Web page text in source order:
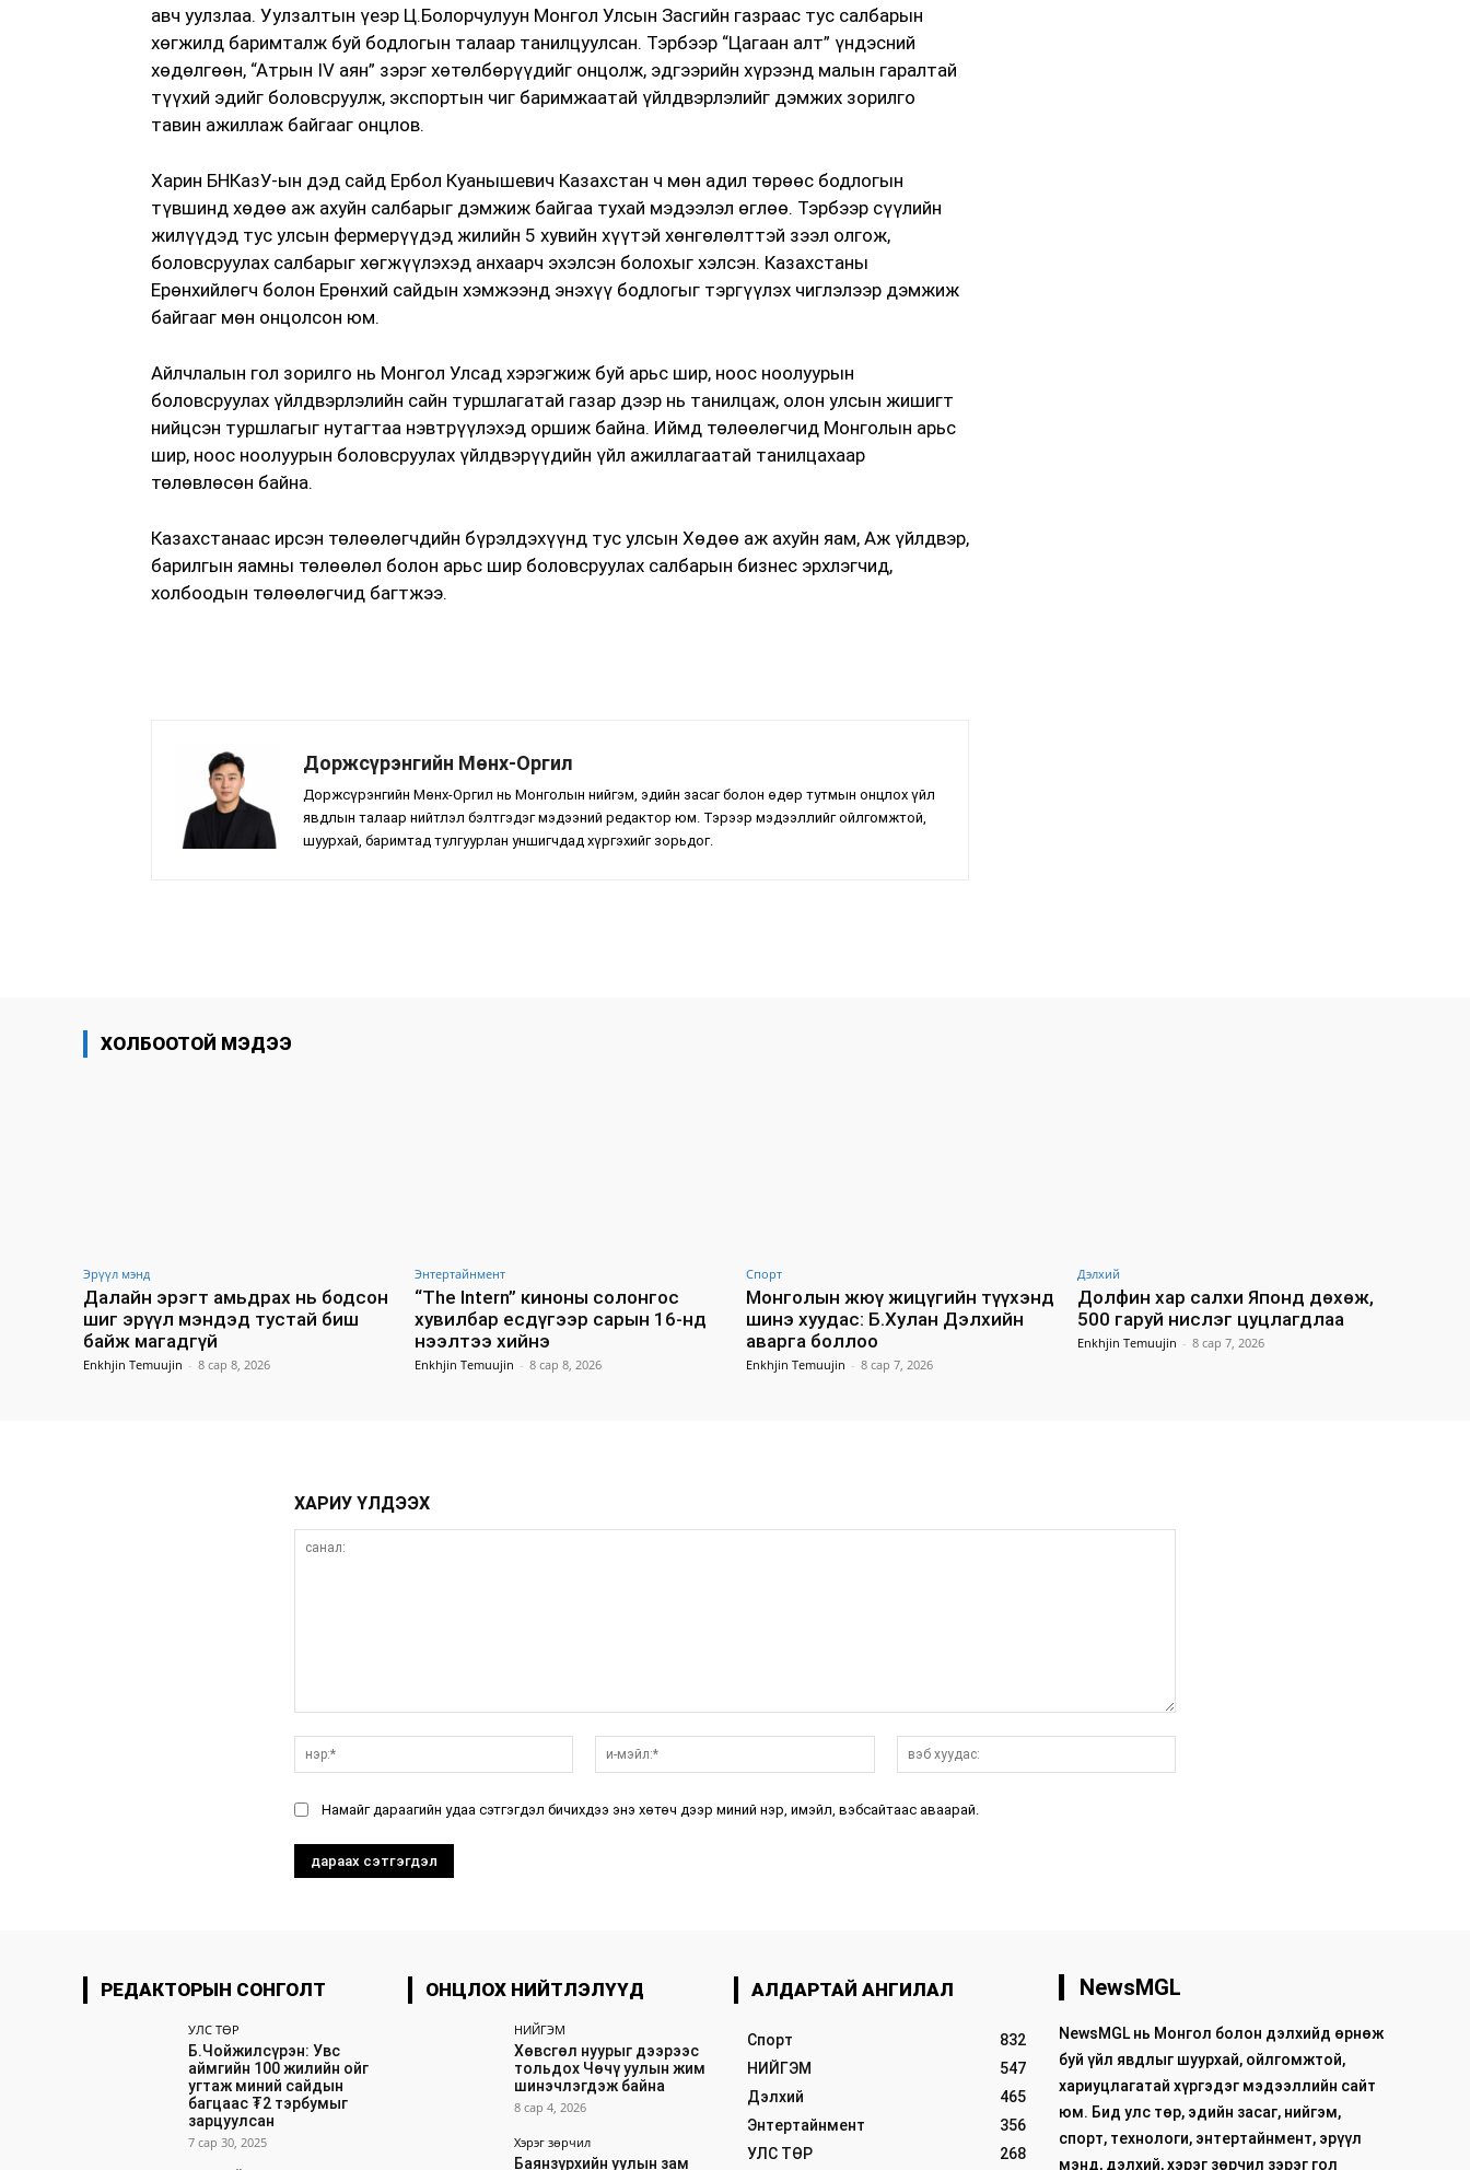
авч уулзлаа. Уулзалтын үеэр Ц.Болорчулуун Монгол Улсын Засгийн газраас тус салбарын
хөгжилд баримталж буй бодлогын талаар танилцуулсан. Тэрбээр “Цагаан алт” үндэсний
хөдөлгөөн, “Атрын IV аян” зэрэг хөтөлбөрүүдийг онцолж, эдгээрийн хүрээнд малын гаралтай
түүхий эдийг боловсруулж, экспортын чиг баримжаатай үйлдвэрлэлийг дэмжих зорилго
тавин ажиллаж байгааг онцлов.
Харин БНКазУ-ын дэд сайд Ербол Куанышевич Казахстан ч мөн адил төрөөс бодлогын
түвшинд хөдөө аж ахуйн салбарыг дэмжиж байгаа тухай мэдээлэл өглөө. Тэрбээр сүүлийн
жилүүдэд тус улсын фермерүүдэд жилийн 5 хувийн хүүтэй хөнгөлөлттэй зээл олгож,
боловсруулах салбарыг хөгжүүлэхэд анхаарч эхэлсэн болохыг хэлсэн. Казахстаны
Ерөнхийлөгч болон Ерөнхий сайдын хэмжээнд энэхүү бодлогыг тэргүүлэх чиглэлээр дэмжиж
байгааг мөн онцолсон юм.
Айлчлалын гол зорилго нь Монгол Улсад хэрэгжиж буй арьс шир, ноос ноолуурын
боловсруулах үйлдвэрлэлийн сайн туршлагатай газар дээр нь танилцаж, олон улсын жишигт
нийцсэн туршлагыг нутагтаа нэвтрүүлэхэд оршиж байна. Иймд төлөөлөгчид Монголын арьс
шир, ноос ноолуурын боловсруулах үйлдвэрүүдийн үйл ажиллагаатай танилцахаар
төлөвлөсөн байна.
Казахстанаас ирсэн төлөөлөгчдийн бүрэлдэхүүнд тус улсын Хөдөө аж ахуйн яам, Аж үйлдвэр,
барилгын яамны төлөөлөл болон арьс шир боловсруулах салбарын бизнес эрхлэгчид,
холбоодын төлөөлөгчид багтжээ.
Доржсүрэнгийн Мөнх-Оргил
Доржсүрэнгийн Мөнх-Оргил нь Монголын нийгэм, эдийн засаг болон өдөр тутмын онцлох үйл
явдлын талаар нийтлэл бэлтгэдэг мэдээний редактор юм. Тэрээр мэдээллийг ойлгомжтой,
шуурхай, баримтад тулгуурлан уншигчдад хүргэхийг зорьдог.
ХОЛБООТОЙ МЭДЭЭ
Эрүүл мэнд
Далайн эрэгт амьдрах нь бодсон
шиг эрүүл мэндэд тустай биш
байж магадгүй
Enkhjin Temuujin - 8 сар 8, 2026
Энтертайнмент
“The Intern” киноны солонгос
хувилбар есдүгээр сарын 16-нд
нээлтээ хийнэ
Enkhjin Temuujin - 8 сар 8, 2026
Спорт
Монголын жюү жицүгийн түүхэнд
шинэ хуудас: Б.Хулан Дэлхийн
аварга боллоо
Enkhjin Temuujin - 8 сар 7, 2026
Дэлхий
Долфин хар салхи Японд дөхөж,
500 гаруй нислэг цуцлагдлаа
Enkhjin Temuujin - 8 сар 7, 2026
ХАРИУ ҮЛДЭЭХ
мэйл:*
хуудас:
Намайг дараагийн удаа сэтгэгдэл бичихдээ энэ хөтөч дээр миний нэр, имэйл, вэбсайтаас аваарай.
РЕДАКТОРЫН СОНГОЛТ
УЛС ТӨР
Б.Чойжилсүрэн: Увс
аймгийн 100 жилийн ойг
угтаж миний сайдын
багцаас ₮2 тэрбумыг
зарцуулсан
7 сар 30, 2025
ОНЦЛОХ НИЙТЛЭЛҮҮД
НИЙГЭМ
Хөвсгөл нуурыг дээрээс
тольдох Чөчү уулын жим
шинэчлэгдэж байна
8 сар 4, 2026
Хэрэг зөрчил
Баянзүрхийн уулын зам
АЛДАРТАЙ АНГИЛАЛ
Спорт
832
НИЙГЭМ
547
Дэлхий
465
Энтертайнмент
356
УЛС ТӨР
268
NewsMGL
NewsMGL нь Монгол болон дэлхийд өрнөж
буй үйл явдлыг шуурхай, ойлгомжтой,
хариуцлагатай хүргэдэг мэдээллийн сайт
юм. Бид улс төр, эдийн засаг, нийгэм,
спорт, технологи, энтертайнмент, эрүүл
мэнд, дэлхий, хэрэг зөрчил зэрэг гол